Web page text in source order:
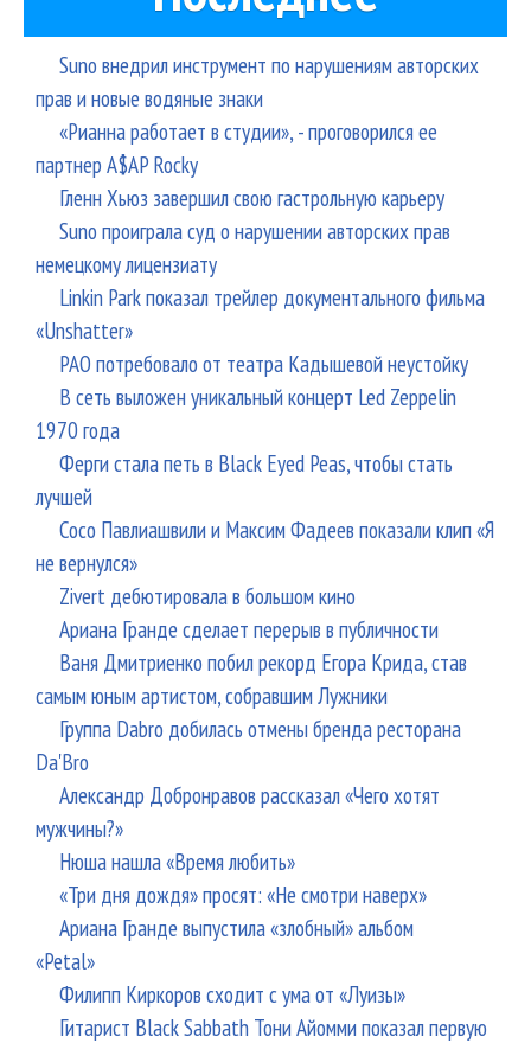
Suno внедрил инструмент по нарушениям авторских
прав и новые водяные знаки
«Рианна работает в студии», - проговорился ее
партнер A$AP Rocky
Гленн Хьюз завершил свою гастрольную карьеру
Suno проиграла суд о нарушении авторских прав
немецкому лицензиату
Linkin Park показал трейлер документального фильма
«Unshatter»
РАО потребовало от театра Кадышевой неустойку
В сеть выложен уникальный концерт Led Zeppelin
1970 года
Ферги стала петь в Black Eyed Peas, чтобы стать
лучшей
Сосо Павлиашвили и Максим Фадеев показали клип «Я
не вернулся»
Zivert дебютировала в большом кино
Ариана Гранде сделает перерыв в публичности
Ваня Дмитриенко побил рекорд Егора Крида, став
самым юным артистом, собравшим Лужники
Группа Dabro добилась отмены бренда ресторана
Da'Bro
Александр Добронравов рассказал «Чего хотят
мужчины?»
Нюша нашла «Время любить»
«Три дня дождя» просят: «Не смотри наверх»
Ариана Гранде выпустила «злобный» альбом
«Petal»
Филипп Киркоров сходит с ума от «Луизы»
Гитарист Black Sabbath Тони Айомми показал первую